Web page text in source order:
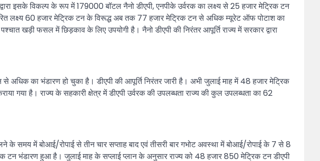
इसके विकल्प के रूप में 179000 बॉटल नैनो डीएपी, एनपीके उर्वरक का लक्ष्य से 25 हजार मेट्रिक टन
लक्ष्य 60 हजार मेट्रिक टन के विरूद्ध अब तक 77 हजार मेट्रिक टन से अधिक म्यूरेट ऑफ पोटाश का
खड़ी फसल में छिड़काव के लिए उपयोगी है। नैनो डीएपी की निरंतर आपूर्ति राज्य में सरकार द्वारा
का भंडारण हो चुका है। डीएपी की आपूर्ति निरंतर जारी है। अभी जुलाई माह में 48 हजार मेट्रिक
गया है। राज्य के सहकारी क्षेत्र में डीएपी उर्वरक की उपलब्धता राज्य की कुल उपलब्धता का 62
के समय में बोआई/रोपाई से तीन चार सप्ताह बाद एवं तीसरी बार गभोट अवस्था में बोआई/रोपाई के 7 से 8
टन भंडारण हुआ है। जुलाई माह के सप्लाई प्लान के अनुसार राज्य को 48 हजार 850 मेट्रिक टन डीएपी